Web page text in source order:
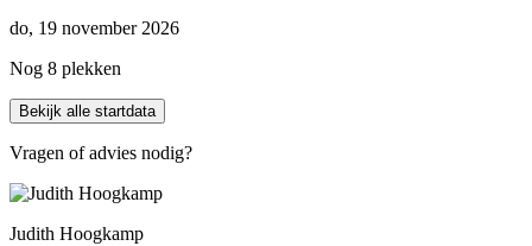
do, 19 november 2026
Nog 8 plekken
Bekijk alle startdata
Vragen of advies nodig?
Judith Hoogkamp